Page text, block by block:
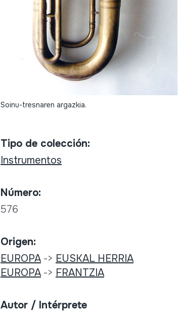
Soinu-tresnaren argazkia.
Tipo de colección:
Instrumentos
Número:
576
Origen:
EUROPA-> EUSKAL HERRIA
EUROPA-> FRANTZIA
Autor / Intérprete